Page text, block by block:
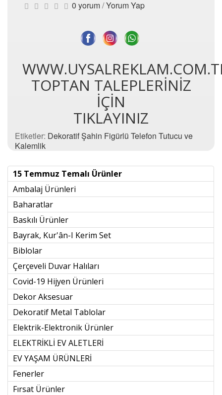
0 yorum/Yorum Yap
TOPTAN TALEPLERİNİZ
İÇİN
TIKLAYINIZ
Etiketler: Dekoratif Şahin Figürlü Telefon Tutucu ve
Kalemlik
15 Temmuz Temalı Ürünler
Ambalaj Ürünleri
Baharatlar
Baskılı Ürünler
Bayrak, Kur'ân-I Kerim Set
Biblolar
Çerçeveli Duvar Halıları
Covid-19 Hijyen Ürünleri
Dekor Aksesuar
Dekoratif Metal Tablolar
Elektrik-Elektronik Ürünler
ELEKTRİKLİ EV ALETLERİ
EV YAŞAM ÜRÜNLERİ
Fenerler
Fırsat Ürünler